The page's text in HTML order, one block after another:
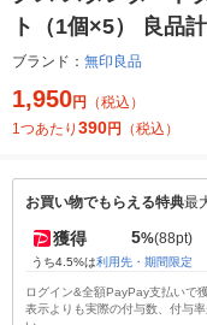
ト（1個×5） 良品
ブランド： 無印良品
1,950円
（税込）
1つあたり 390円 （税込）
お買い物でもらえる特典最
獲得 5%(88pt)
うち4.5%は利用先・期間限定
ログイン&全額PayPay支払いで
表示よりも実際の付与数、付与